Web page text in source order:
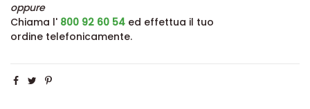
oppure
Chiama l' 800 92 60 54 ed effettua il tuo
ordine telefonicamente.